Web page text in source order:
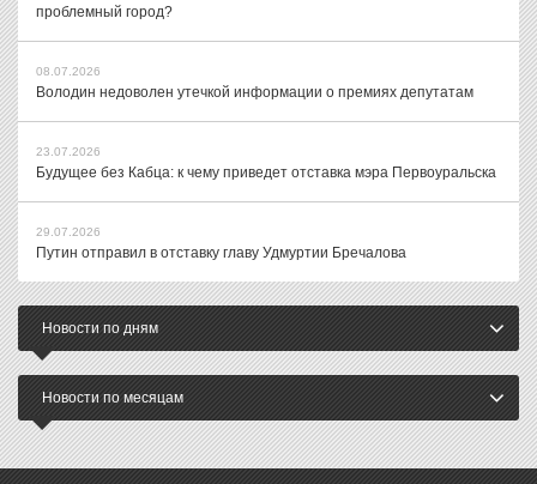
проблемный город?
08.07.2026
Володин недоволен утечкой информации о премиях депутатам
23.07.2026
Будущее без Кабца: к чему приведет отставка мэра Первоуральска
29.07.2026
Путин отправил в отставку главу Удмуртии Бречалова
Новости по дням
Новости по месяцам